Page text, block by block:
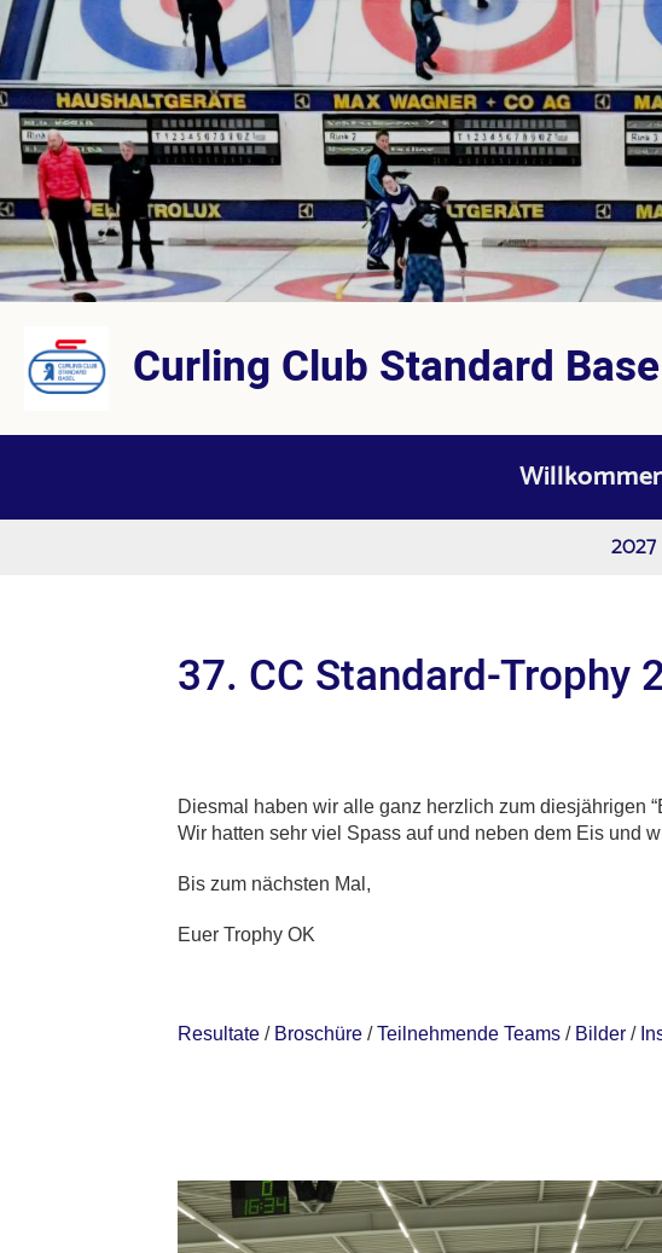
Curling Club Standard
2027
37. CC Standard-Trophy
Diesmal haben wir alle ganz herzlich zum diesjährigen
Wir hatten sehr viel Spass auf und neben dem Eis und
Bis zum nächsten Mal,
Euer Trophy OK
Resultate / Broschüre /Teilnehmende Teams / Bilder /